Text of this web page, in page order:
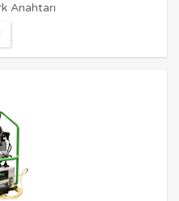
Anahtarı